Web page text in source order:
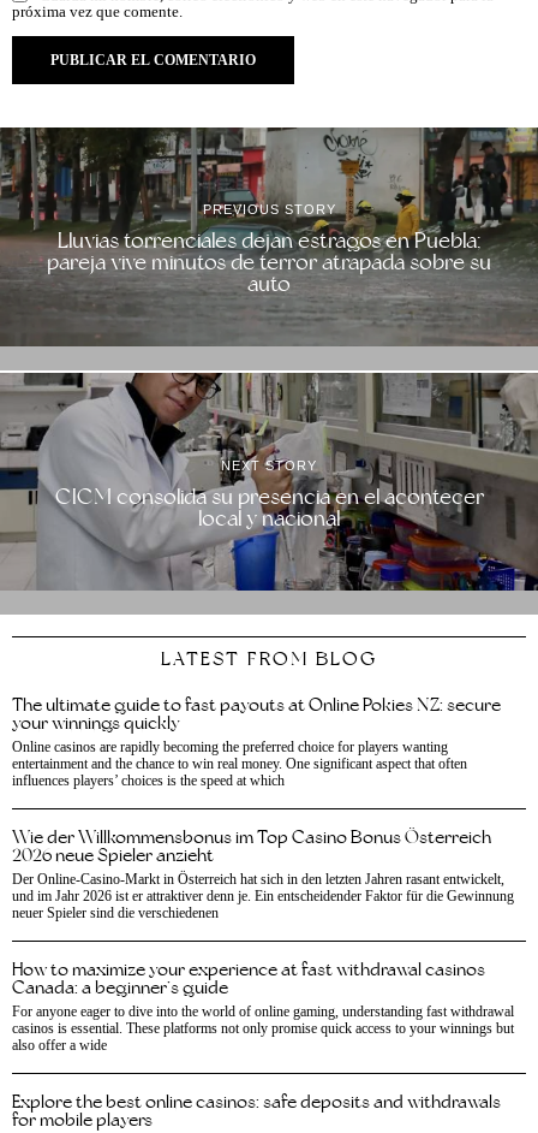
próxima vez que comente.
PREVIOUS STORY
Lluvias torrenciales dejan estragos en Puebla;
pareja vive minutos de terror atrapada sobre su
auto
NEXT STORY
CICM consolida su presencia en el acontecer
local y nacional
LATEST FROM BLOG
The ultimate guide to fast payouts at Online Pokies NZ: secure
your winnings quickly
Online casinos are rapidly becoming the preferred choice for players wanting
entertainment and the chance to win real money. One significant aspect that often
influences players’ choices is the speed at which
Wie der Willkommensbonus im Top Casino Bonus Österreich
2026 neue Spieler anzieht
Der Online-Casino-Markt in Österreich hat sich in den letzten Jahren rasant entwickelt,
und im Jahr 2026 ist er attraktiver denn je. Ein entscheidender Faktor für die Gewinnung
neuer Spieler sind die verschiedenen
How to maximize your experience at fast withdrawal casinos
Canada: a beginner’s guide
For anyone eager to dive into the world of online gaming, understanding fast withdrawal
casinos is essential. These platforms not only promise quick access to your winnings but
also offer a wide
Explore the best online casinos: safe deposits and withdrawals
for mobile players